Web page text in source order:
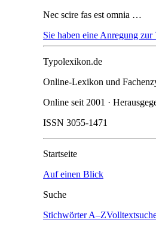
Nec scire fas est omnia …
Sie haben eine Anregung
Typolexikon.de
Online-Lexikon und
Online seit 2001 ·
ISSN 3055-1471
Startseite
Auf einen Blick
Suche
Stichwörter A–Z